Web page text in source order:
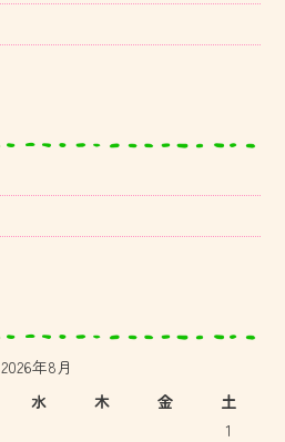
2026年8月
水 木 金 土
1